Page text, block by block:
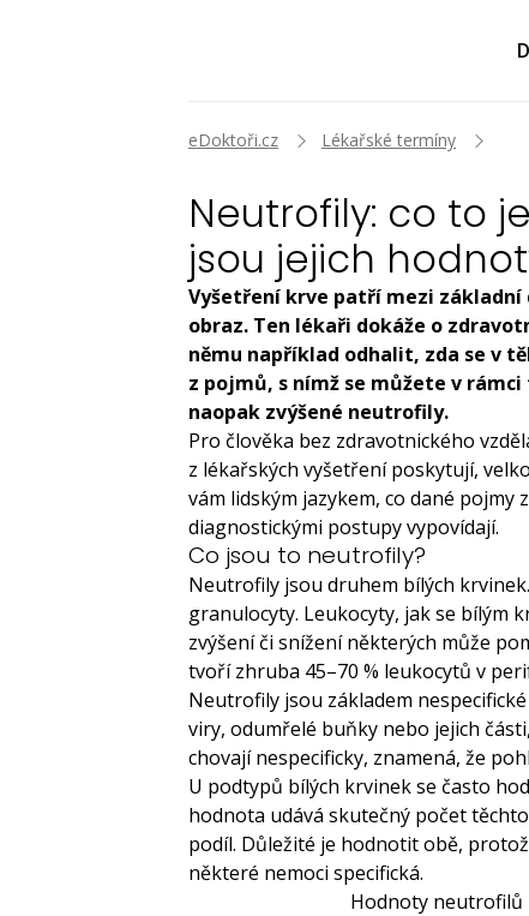
eDoktoři.cz Lékařské termíny
Neutrofily: co to
jsou jejich
Vyšetření krve patří mezi
obraz. Ten lékaři dokáže o
němu například odhalit, zda se v
z pojmů, s nímž se můžete v
naopak zvýšené neutrofily.
Pro člověka bez zdravotnického
z lékařských vyšetření poskytují,
vám lidským jazykem, co dané
diagnostickými postupy vypovídají.
Co jsou to neutrofily?
Neutrofily jsou druhem bílých
granulocyty. Leukocyty, jak se bílým
zvýšení či snížení některých může
tvoří zhruba 45–70 % leukocytů v
Neutrofily jsou základem
viry, odumřelé buňky nebo jejich
chovají nespecificky, znamená, že
U podtypů bílých krvinek se často
hodnota udává skutečný počet
podíl. Důležité je hodnotit obě,
některé nemoci specifická.
Hodnoty neutrofilů